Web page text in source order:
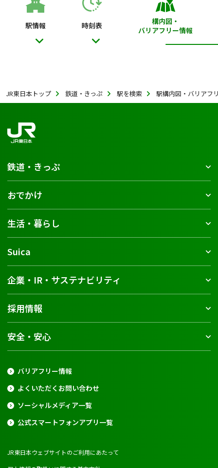
駅情報 時刻表
構内図・
バリアフリー情報
JR東日本トップ 鉄道・きっぷ 駅を検索 駅構内図・バリアフ
鉄道・きっぷ
おでかけ
生活・暮らし
Suica
企業・IR・サステナビリティ
採用情報
安全・安心
バリアフリー情報
よくいただくお問い合わせ
ソーシャルメディア一覧
公式スマートフォンアプリ一覧
JR東日本ウェブサイトのご利用にあたって